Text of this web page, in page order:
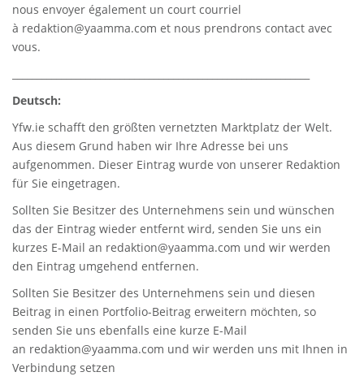
nous envoyer également un court courriel
à redaktion@yaamma.com et nous prendrons contact avec
vous.
Deutsch:
Yfw.ie schafft den größten vernetzten Marktplatz der Welt.
Aus diesem Grund haben wir Ihre Adresse bei uns
aufgenommen. Dieser Eintrag wurde von unserer Redaktion
für Sie eingetragen.
Sollten Sie Besitzer des Unternehmens sein und wünschen
das der Eintrag wieder entfernt wird, senden Sie uns ein
kurzes E-Mail an redaktion@yaamma.com und wir werden
den Eintrag umgehend entfernen.
Sollten Sie Besitzer des Unternehmens sein und diesen
Beitrag in einen Portfolio-Beitrag erweitern möchten, so
senden Sie uns ebenfalls eine kurze E-Mail
an redaktion@yaamma.com und wir werden uns mit Ihnen in
Verbindung setzen